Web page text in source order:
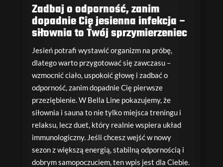
Zadbaj o odporność, zanim
dopadnie Cię jesienna infekcja –
siłownia to Twój sprzymierzeniec
Jesień potrafi wystawić organizm na próbę,
dlatego warto przygotować się zawczasu –
wzmocnić ciało, uspokoić głowę i zadbać o
odporność, zanim dopadnie Cię pierwsze
przeziębienie. W Bella Line pokazujemy, że
siłownia i sauna to nie tylko miejsca treningu i
relaksu, lecz duet, który realnie wspiera układ
immunologiczny. Jeśli chcesz wejść w nowy
sezon z większą energią, stabilną odpornością i
dobrym samopoczuciem, ten wpis jest dla Ciebie.